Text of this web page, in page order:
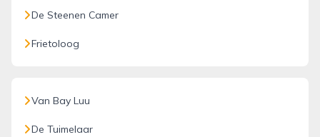
De Steenen Camer
Frietoloog
Van Bay Luu
De Tuimelaar